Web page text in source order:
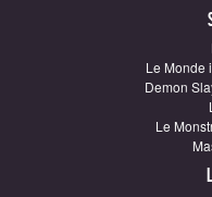
Le Monde
Demon
Le